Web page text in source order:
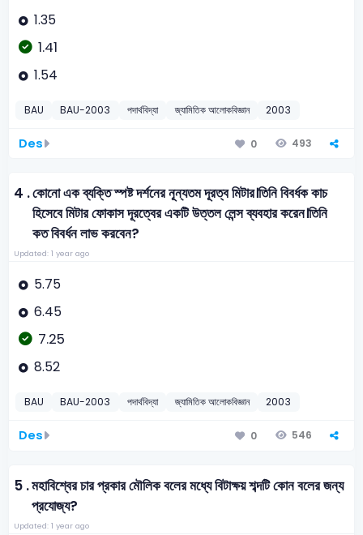
1.35
1.41
1.54
BAU BAU-2003 পদার্থবিদ্যা জ্যামিতিক আলোকবিজ্ঞান 2003
Des 0 493
4 .কোনো এক ব্যক্তি স্পষ্ট দর্শনের নূন্যতম দূরত্ব মিটার।তিনি বিবর্ধক কাচ
হিসেবে মিটার ফোকাস দূরত্বের একটি উত্তল লেন্স ব্যবহার করেন।তিনি
কত বিবর্ধন লাভ করবেন?
Updated: 1 year ago
5.75
6.45
7.25
8.52
BAU BAU-2003 পদার্থবিদ্যা জ্যামিতিক আলোকবিজ্ঞান 2003
Des 0 546
5 .মহাবিশ্বের চার প্রকার মৌলিক বলের মধ্যে বিটাক্ষয় শব্দটি কোন বলের জন্য
প্রযোজ্য?
Updated: 1 year ago